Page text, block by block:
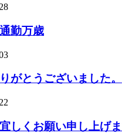
勤万歳
がとうございました。
しくお願い申し上げま